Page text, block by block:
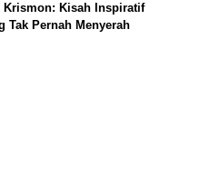
Krismon: Kisah Inspiratif
Tak Pernah Menyerah